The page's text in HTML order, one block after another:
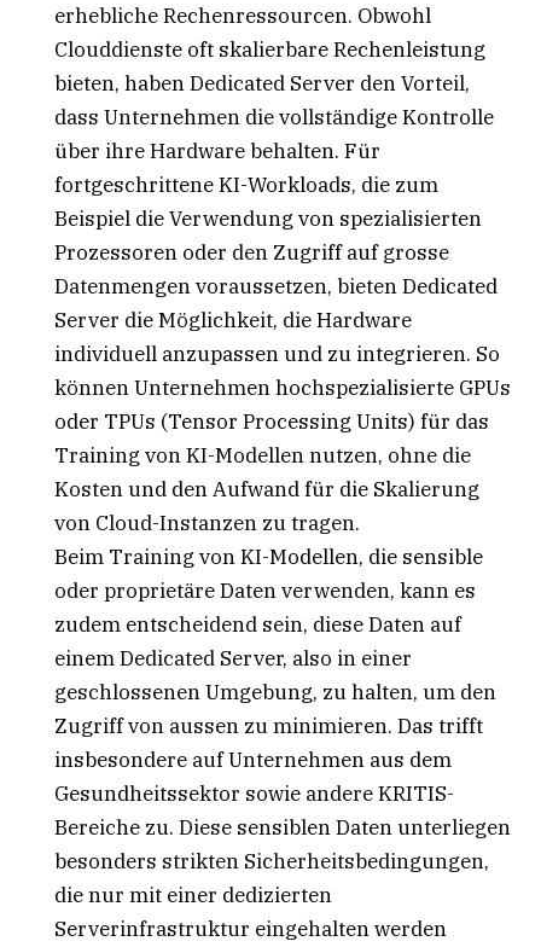
erhebliche Rechenressourcen. Obwohl
Clouddienste oft skalierbare Rechenleistung
bieten, haben Dedicated Server den Vorteil,
dass Unternehmen die vollständige Kontrolle
über ihre Hardware behalten. Für
fortgeschrittene KI-Workloads, die zum
Beispiel die Verwendung von spezialisierten
Prozessoren oder den Zugriff auf grosse
Datenmengen voraussetzen, bieten Dedicated
Server die Möglichkeit, die Hardware
individuell anzupassen und zu integrieren. So
können Unternehmen hochspezialisierte GPUs
oder TPUs (Tensor Processing Units) für das
Training von KI-Modellen nutzen, ohne die
Kosten und den Aufwand für die Skalierung
von Cloud-Instanzen zu tragen.
Beim Training von KI-Modellen, die sensible
oder proprietäre Daten verwenden, kann es
zudem entscheidend sein, diese Daten auf
einem Dedicated Server, also in einer
geschlossenen Umgebung, zu halten, um den
Zugriff von aussen zu minimieren. Das trifft
insbesondere auf Unternehmen aus dem
Gesundheitssektor sowie andere KRITIS-
Bereiche zu. Diese sensiblen Daten unterliegen
besonders strikten Sicherheitsbedingungen,
die nur mit einer dedizierten
Serverinfrastruktur eingehalten werden